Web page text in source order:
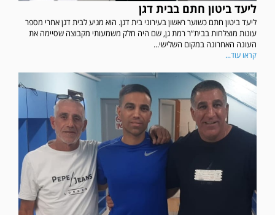
ליעד ביטון חתם בבית דגן
ליעד ביטון חתם כשוער ראשון בעירוני בית דגן. הוא מגיע לבית דגן אחרי מספר
עונות מוצלחות בבית”ר רמת גן, שם היה חלק משמעותי מקבוצה שסיימה את
העונה האחרונה במקום השלישי...
קראו עוד...